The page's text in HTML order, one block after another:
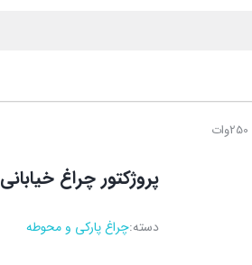
پروژکتور چراغ خیابانی 250وات
دسته:چراغ پارکی و محوطه